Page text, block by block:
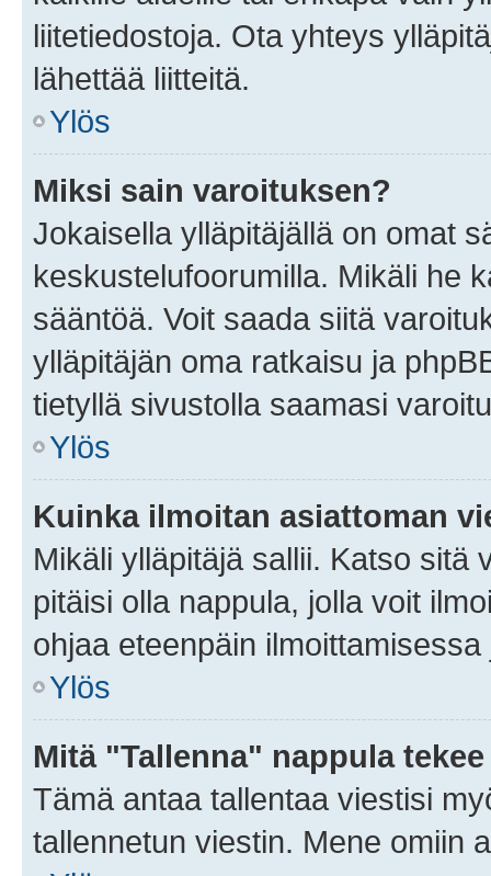
liitetiedostoja. Ota yhteys
lähettää liitteitä.
Ylös
Miksi sain varoituksen?
Jokaisella ylläpitäjällä on omat
keskustelufoorumilla. Mikäli he
sääntöä. Voit saada siitä
ylläpitäjän oma ratkaisu ja
tietyllä sivustolla saamasi
Ylös
Kuinka ilmoitan asiattoman
Mikäli ylläpitäjä sallii. Katso sitä
pitäisi olla nappula, jolla voit
ohjaa eteenpäin
Ylös
Mitä "Tallenna" nappula
Tämä antaa tallentaa viestisi
tallennetun viestin. Mene omiin